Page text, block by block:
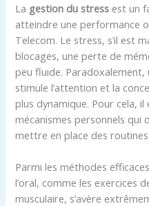
La gestion du stress est un
atteindre une performance
Telecom. Le stress, s’il est
blocages, une perte de
peu fluide.
stimule l’attention et la
plus dynamique. Pour cela,
mécanismes personnels qui
mettre en place des
Parmi les méthodes
l’oral, comme les exercices
musculaire, s’avère